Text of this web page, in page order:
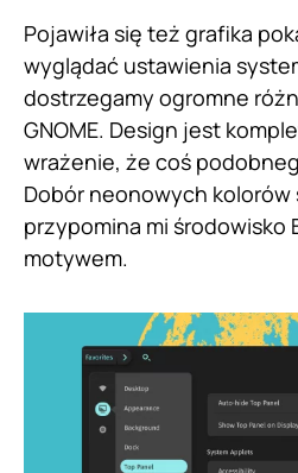
Pojawiła się też grafika
wyglądać ustawienia
dostrzegamy ogromne
GNOME. Design jest
wrażenie, że coś
Dobór neonowych kolorów
przypomina mi środowisko
motywem.